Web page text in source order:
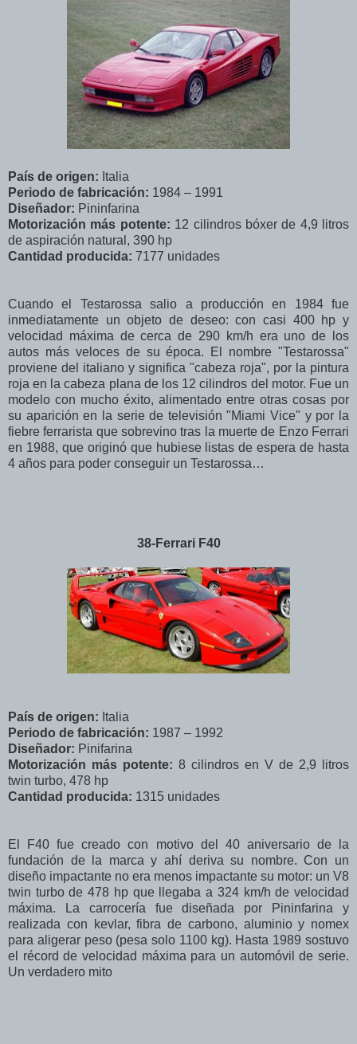
País de origen: Italia
Periodo de fabricación: 1984 – 1991
Diseñador: Pininfarina
Motorización más potente: 12 cilindros bóxer de 4,9 litros
de aspiración natural, 390 hp
Cantidad producida: 7177 unidades
Cuando el Testarossa salio a producción en 1984 fue
inmediatamente un objeto de deseo: con casi 400 hp y
velocidad máxima de cerca de 290 km/h era uno de los
autos más veloces de su época. El nombre "Testarossa"
proviene del italiano y significa "cabeza roja", por la pintura
roja en la cabeza plana de los 12 cilindros del motor. Fue un
modelo con mucho éxito, alimentado entre otras cosas por
su aparición en la serie de televisión "Miami Vice" y por la
fiebre ferrarista que sobrevino tras la muerte de Enzo Ferrari
en 1988, que originó que hubiese listas de espera de hasta
4 años para poder conseguir un Testarossa…
38-Ferrari F40
País de origen: Italia
Periodo de fabricación: 1987 – 1992
Diseñador: Pinifarina
Motorización más potente: 8 cilindros en V de 2,9 litros
twin turbo, 478 hp
Cantidad producida: 1315 unidades
El F40 fue creado con motivo del 40 aniversario de la
fundación de la marca y ahí deriva su nombre. Con un
diseño impactante no era menos impactante su motor: un V8
twin turbo de 478 hp que llegaba a 324 km/h de velocidad
máxima. La carrocería fue diseñada por Pininfarina y
realizada con kevlar, fibra de carbono, aluminio y nomex
para aligerar peso (pesa solo 1100 kg). Hasta 1989 sostuvo
el récord de velocidad máxima para un automóvil de serie.
Un verdadero mito